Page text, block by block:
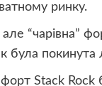
ринку.
“чарівна”
була
Stack Rock